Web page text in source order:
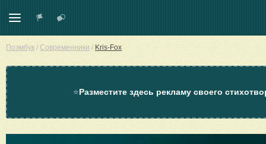
Поэмбук / Современники / Kris-Fox
⭐Разместите здесь рекламу своего